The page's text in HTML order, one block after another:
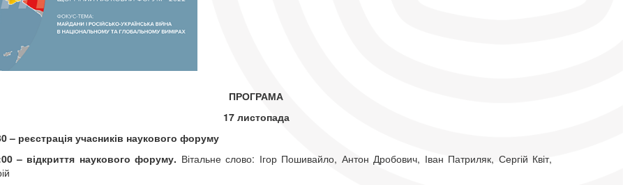
ПРОГРАМА
17 листопада
– реєстрація учасників наукового форуму
– відкриття наукового форуму. Вітальне слово: Ігор Пошивайло, Антон Дробович, Іван Патриляк, Сергій Квіт,